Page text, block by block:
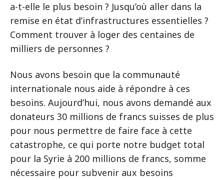
a-t-elle le plus besoin ? Jusqu’où aller dans la
remise en état d’infrastructures essentielles ?
Comment trouver à loger des centaines de
milliers de personnes ?
Nous avons besoin que la communauté
internationale nous aide à répondre à ces
besoins. Aujourd’hui, nous avons demandé aux
donateurs 30 millions de francs suisses de plus
pour nous permettre de faire face à cette
catastrophe, ce qui porte notre budget total
pour la Syrie à 200 millions de francs, somme
nécessaire pour subvenir aux besoins